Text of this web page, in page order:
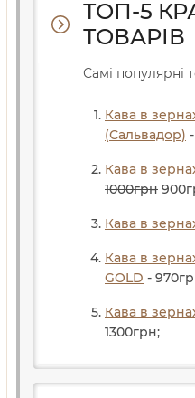
ТОП-5
ТОВАРІВ
Самі популярні
Кава в
(Сальвадор)
Кава в
1000грн 900
Кава в
Кава в
GOLD - 970
Кава в
1300грн;